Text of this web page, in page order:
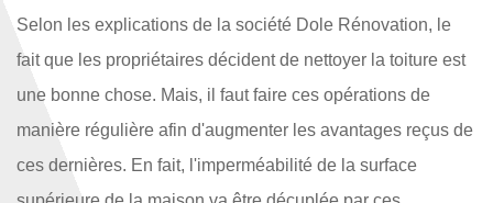
Selon les explications de la société Dole Rénovation, le
fait que les propriétaires décident de nettoyer la toiture est
une bonne chose. Mais, il faut faire ces opérations de
manière régulière afin d'augmenter les avantages reçus de
ces dernières. En fait, l'imperméabilité de la surface